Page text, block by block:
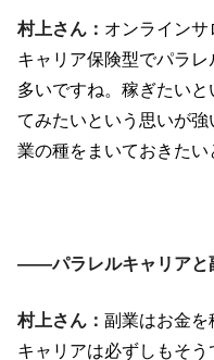
村上さん： オンラインサ
キャリア保険型でパラ
多いですね。稼ぎたい
てみたいという思いが
業の種をまいておきたい
――パラレルキャリアと
村上さん： 副業はお金を
キャリアは必ずしもそ